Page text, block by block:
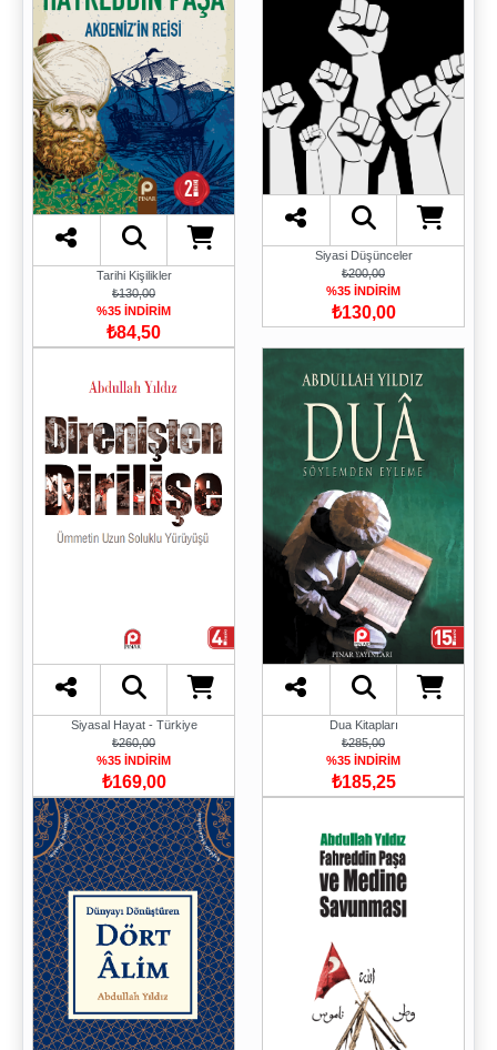
Tarihi Kişilikler
₺130,00
%35 İNDİRİM
₺84,50
Siyasi Düşünceler
₺200,00
%35 İNDİRİM
₺130,00
Siyasal Hayat - Türkiye
₺260,00
%35 İNDİRİM
₺169,00
Dua Kitapları
₺285,00
%35 İNDİRİM
₺185,25